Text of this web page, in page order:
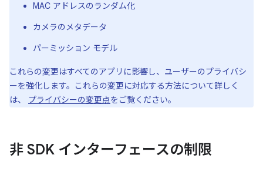
MAC アドレスのランダム化
カメラのメタデータ
パーミッション モデル
これらの変更はすべてのアプリに影響し、ユーザーのプライバシ
ーを強化します。これらの変更に対応する方法について詳しく
は、 プライバシーの変更点をご覧ください。
非 SDK インターフェースの制限